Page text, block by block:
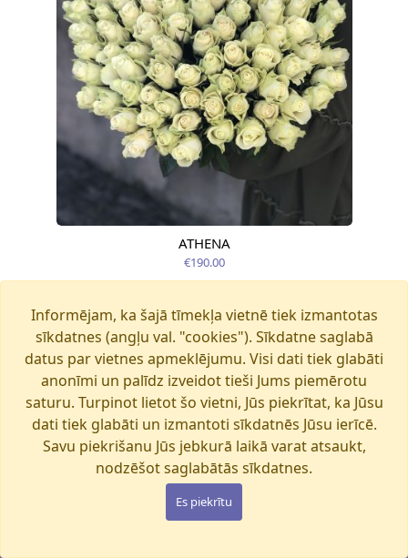
ATHENA
€190.00
Informējam, ka šajā tīmekļa vietnē tiek izmantotas
sīkdatnes (angļu val. "cookies"). Sīkdatne saglabā
datus par vietnes apmeklējumu. Visi dati tiek glabāti
anonīmi un palīdz izveidot tieši Jums piemērotu
saturu. Turpinot lietot šo vietni, Jūs piekrītat, ka Jūsu
dati tiek glabāti un izmantoti sīkdatnēs Jūsu ierīcē.
Savu piekrišanu Jūs jebkurā laikā varat atsaukt,
nodzēšot saglabātās sīkdatnes.
Es piekrītu